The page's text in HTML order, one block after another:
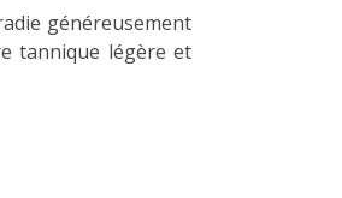
généreusement
tannique légère et